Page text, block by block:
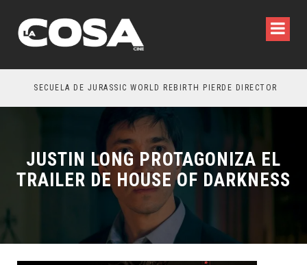
SECUELA DE JURASSIC WORLD REBIRTH PIERDE DIRECTOR
JUSTIN LONG PROTAGONIZA EL
TRAILER DE HOUSE OF DARKNESS